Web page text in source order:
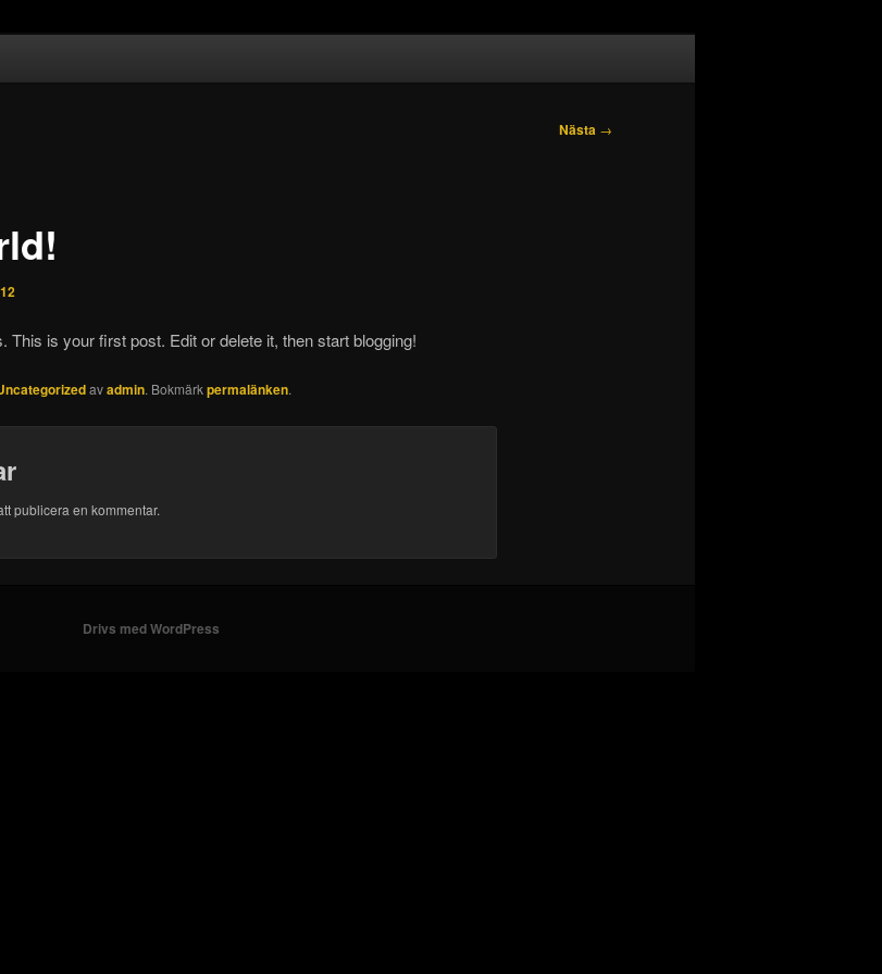
Nästa →
This is your first post. Edit or delete it, then start blogging!
avadmin. Bokmärkpermalänken.
publicera en kommentar.
Drivs med WordPress